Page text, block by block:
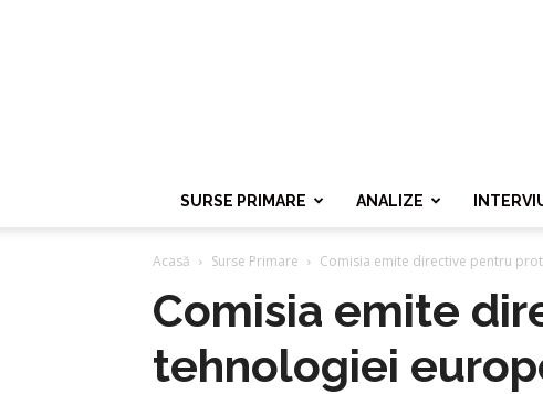
SURSE PRIMARE ANALIZE
Acasă Surse Primare Comisia emite directive pentru
Comisia emite
tehnologiei